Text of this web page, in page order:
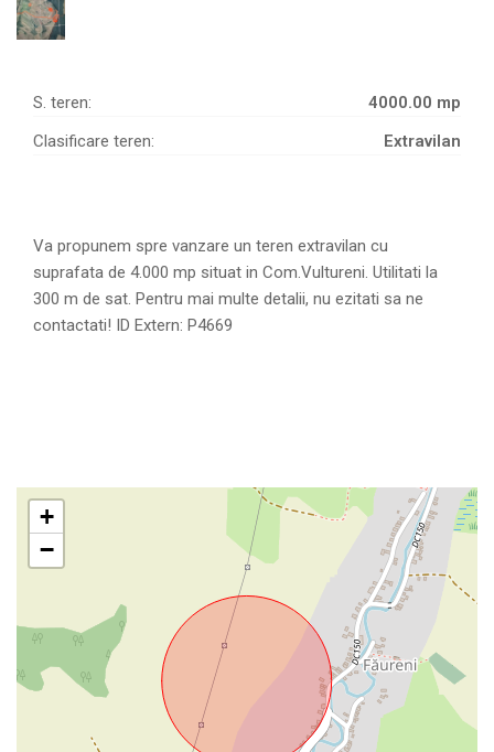
S. teren:
4000.00 mp
Clasificare teren:
Extravilan
Va propunem spre vanzare un teren extravilan cu
suprafata de 4.000 mp situat in Com.Vultureni. Utilitati la
300 m de sat. Pentru mai multe detalii, nu ezitati sa ne
contactati! ID Extern: P4669
+
−